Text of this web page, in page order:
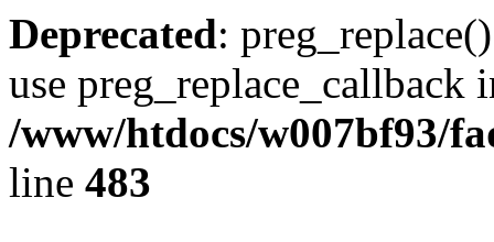
Deprecated:
use preg_replace_callback
/www/htdocs/w007bf93/
line 483